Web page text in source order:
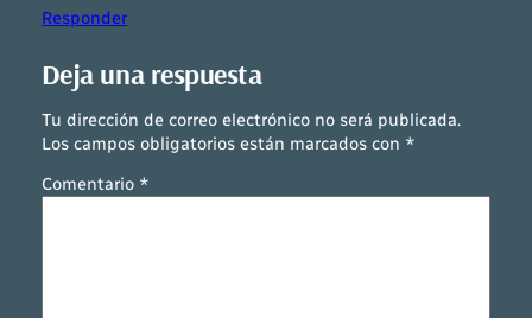
Responder
Deja una respuesta
Tu dirección de correo electrónico no será publicada.
Los campos obligatorios están marcados con *
Comentario *